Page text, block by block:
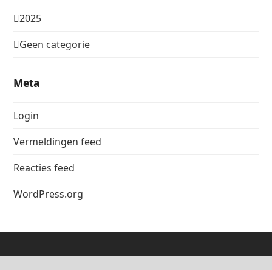
2025
Geen categorie
Meta
Login
Vermeldingen feed
Reacties feed
WordPress.org